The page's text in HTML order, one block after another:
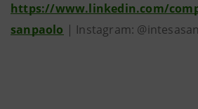
https://www.linkedin.com/
sanpaolo | Instagram: